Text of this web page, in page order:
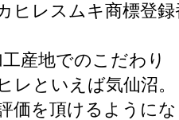
ヒレスムキ商標登録
産地でのこだわり
レといえば気仙沼。
価を頂けるように